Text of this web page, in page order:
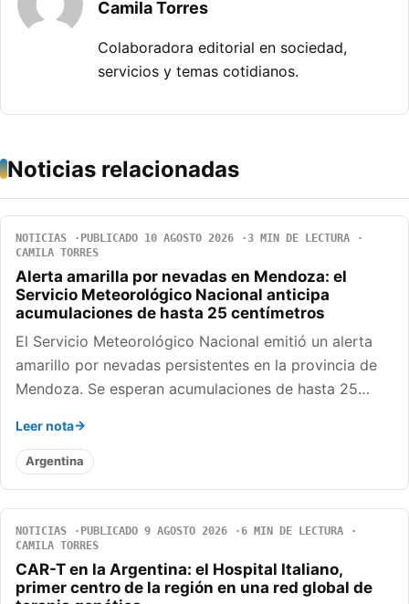
Camila Torres
Colaboradora editorial en sociedad,
servicios y temas cotidianos.
Noticias relacionadas
NOTICIAS PUBLICADO 10 AGOSTO 2026
3 MIN DE LECTURA
CAMILA TORRES
Alerta amarilla por nevadas en Mendoza: el
Servicio Meteorológico Nacional anticipa
acumulaciones de hasta 25 centímetros
El Servicio Meteorológico Nacional emitió un alerta
amarillo por nevadas persistentes en la provincia de
Mendoza. Se esperan acumulaciones de hasta 25…
Leer nota
Argentina
NOTICIAS PUBLICADO 9 AGOSTO 2026
6 MIN DE LECTURA
CAMILA TORRES
CAR-T en la Argentina: el Hospital Italiano,
primer centro de la región en una red global de